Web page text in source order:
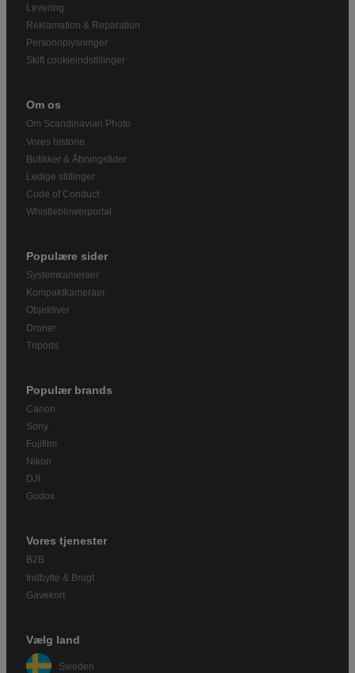
Levering
Reklamation & Reparation
Personoplysninger
Skift cookieindstillinger
Om os
Om Scandinavian Photo
Vores historie
Butikker & Åbningstider
Ledige stillinger
Code of Conduct
Whistleblowerportal
Populære sider
Systemkameraer
Kompaktkameraer
Objektiver
Droner
Tripods
Populær brands
Canon
Sony
Fujifilm
Nikon
DJI
Godox
Vores tjenester
B2B
Indbytte & Brugt
Gavekort
Vælg land
Sweden